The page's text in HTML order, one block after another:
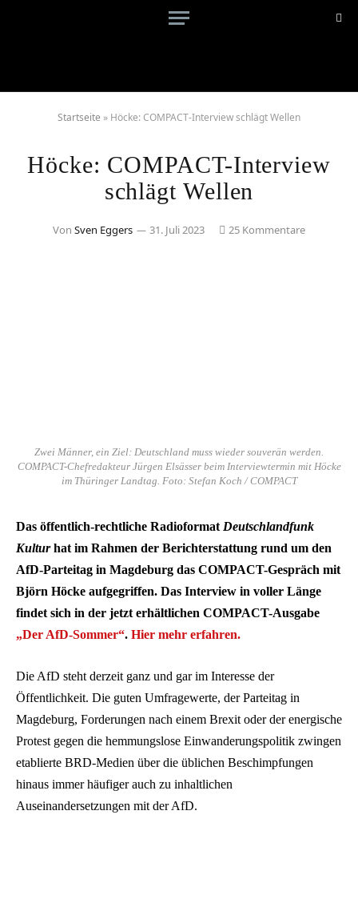
Startseite » Höcke: COMPACT-Interview schlägt Wellen
Höcke: COMPACT-Interview
schlägt Wellen
Von Sven Eggers 31. Juli 2023 25 Kommentare
Zwei Männer, ein Ziel: Deutschland muss wieder souverän werden.
COMPACT-Chefredakteur Jürgen Elsässer beim Interviewtermin mit Höcke
im Thüringer Landtag. Foto: Stefan Koch / COMPACT
Das öffentlich-rechtliche RadioformatDeutschlandfunk
Kulturhat im Rahmen der Berichterstattung rund um den
AfD-Parteitag in Magdeburg das COMPACT-Gespräch mit
Björn Höcke aufgegriffen. Das Interview in voller Länge
findet sich in der jetzt erhältlichen COMPACT-Ausgabe
„Der AfD-Sommer“. Hier mehr erfahren.
Die AfD steht derzeit ganz und gar im Interesse der
Öffentlichkeit. Die guten Umfragewerte, der Parteitag in
Magdeburg, Forderungen nach einem Brexit oder der energische
Protest gegen die hemmungslose Einwanderungspolitik zwingen
etablierte BRD-Medien über die üblichen Beschimpfungen
hinaus immer häufiger auch zu inhaltlichen
Auseinandersetzungen mit der AfD.